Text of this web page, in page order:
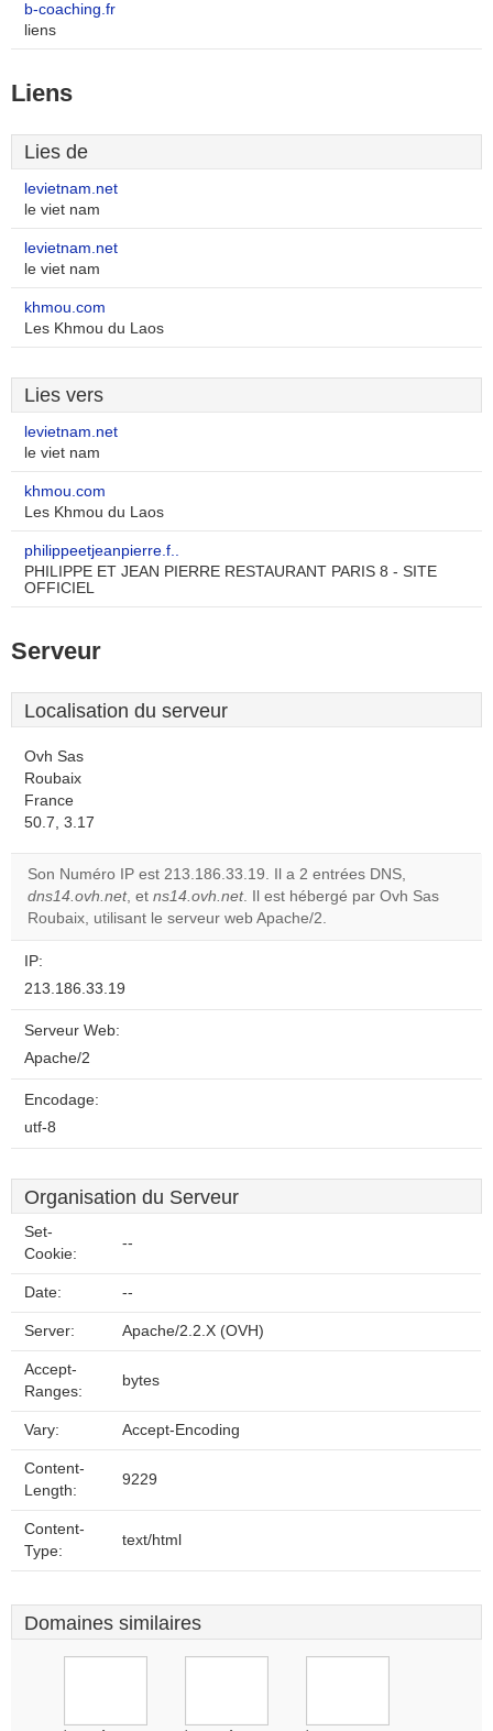
b-coaching.fr
liens
Liens
Lies de
levietnam.net
le viet nam
levietnam.net
le viet nam
khmou.com
Les Khmou du Laos
Lies vers
levietnam.net
le viet nam
khmou.com
Les Khmou du Laos
philippeetjeanpierre.f..
PHILIPPE ET JEAN PIERRE RESTAURANT PARIS 8 - SITE
OFFICIEL
Serveur
Localisation du serveur
Ovh Sas
Roubaix
France
50.7, 3.17
Son Numéro IP est 213.186.33.19. Il a 2 entrées DNS,
dns14.ovh.net, et ns14.ovh.net. Il est hébergé par Ovh Sas
Roubaix, utilisant le serveur web Apache/2.
IP:
213.186.33.19
Serveur Web:
Apache/2
Encodage:
utf-8
Organisation du Serveur
Set-
Cookie:
--
Date: --
Server: Apache/2.2.X (OVH)
Accept-
Ranges:
bytes
Vary: Accept-Encoding
Content-
Length:
9229
Content-
Type:
text/html
Domaines similaires